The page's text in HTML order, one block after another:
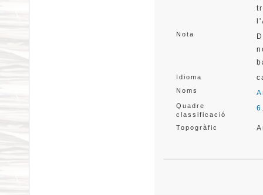
Nota
Idioma
Noms
Quadre
classificació
Topogràfic